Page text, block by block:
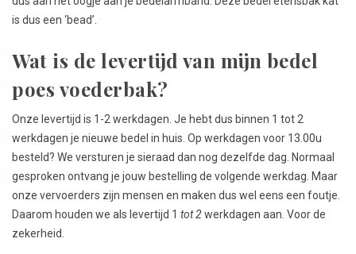
is dus een ‘bead’.
Wat is de levertijd van mijn bedel
poes voederbak?
Onze levertijd is 1-2 werkdagen. Je hebt dus binnen 1 tot 2
werkdagen je nieuwe bedel in huis. Op werkdagen voor 13.00u
besteld? We versturen je sieraad dan nog dezelfde dag. Normaal
gesproken ontvang je jouw bestelling de volgende werkdag. Maar
onze vervoerders zijn mensen en maken dus wel eens een foutje.
Daarom houden we als levertijd 1 tot 2werkdagen aan. Voor de
zekerheid.